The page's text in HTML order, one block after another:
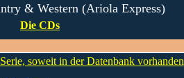
& Western (Ariola Express)
Die CDs
soweit in der Datenbank vorhanden